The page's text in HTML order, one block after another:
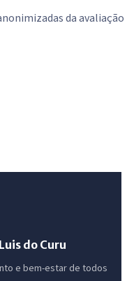
da avaliação
do Curu
e bem-estar de todos